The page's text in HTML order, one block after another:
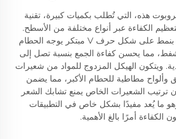
هذه، التي تُطلب بكميات كبيرة، تقنية
الكفاءة عبر أنواع مختلفة من الأسطح.
وتتميز تصميمات الفرشاة بنمط على شكل حرف V مبتكر يوجه الحطام
مما يحسن كفاءة الجمع بنسبة تصل إلى
ويتكون الهيكل المزدوج للمواد من شعيرات
وألواح مطاطية للحطام الأكبر، مما يضمن
ترتيب الشعيرات الخاص يمنع تشابك الشعر
ما يُعد مفيدًا بشكل خاص في التطبيقات
الكفاءة أمرًا بالغ الأهمية.